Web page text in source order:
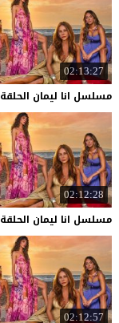
02:13:27
مسلسل انا ليمان الحلقة
02:12:28
مسلسل انا ليمان الحلقة
02:12:57